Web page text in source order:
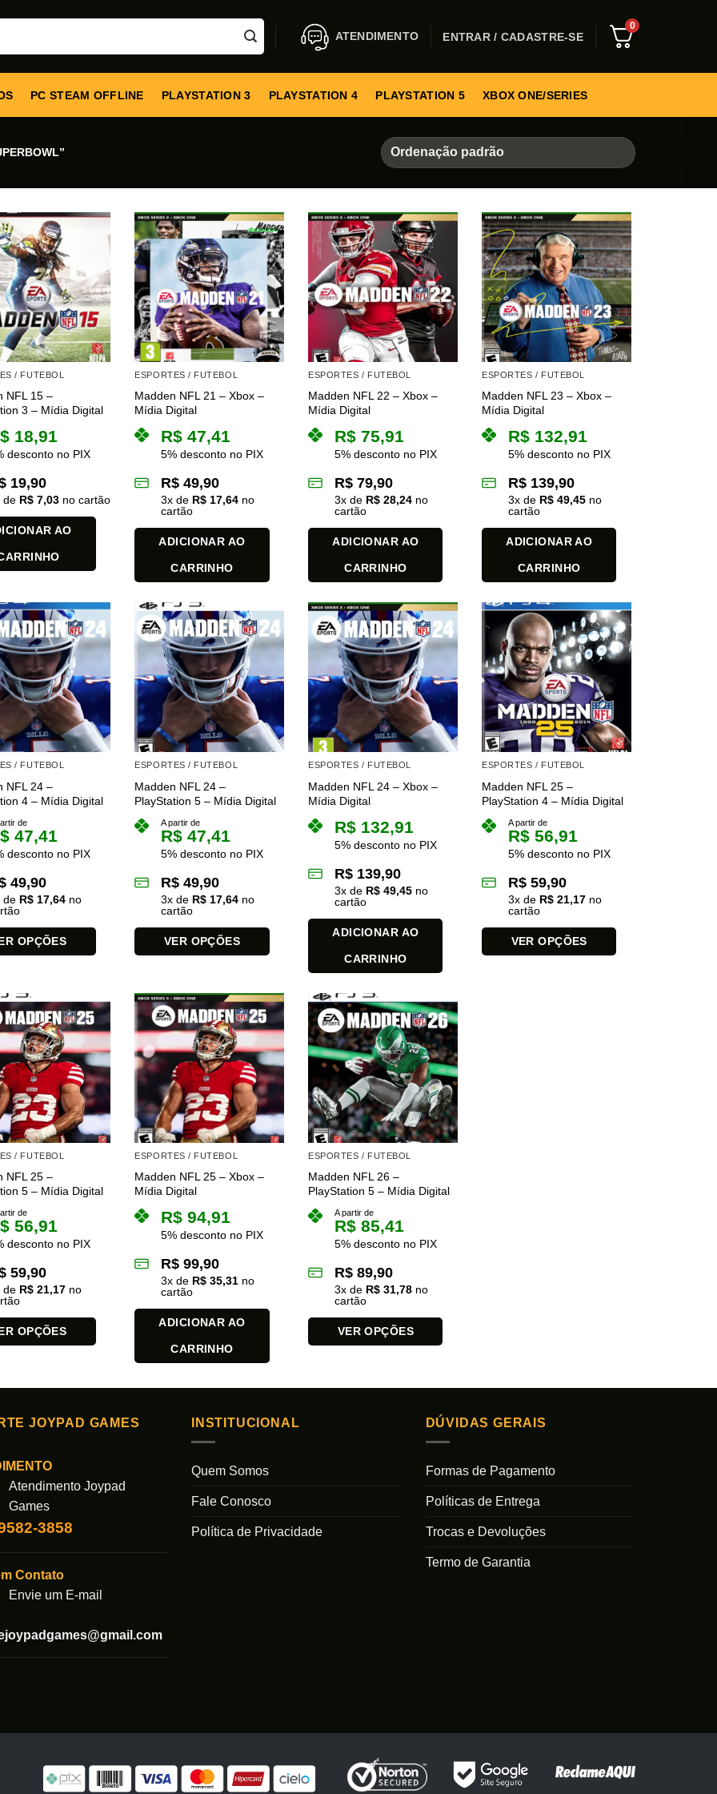
ATENDIMENTO ENTRAR / CADASTRE-SE
0
PC STEAM OFFLINE PLAYSTATION 3 PLAYSTATION 4 PLAYSTATION 5 XBOX ONE/SERIES
/ FUTEBOL
NFL 15 –
3 – Mídia Digital
18,91
desconto no PIX
19,90
de R$7,03no cartão
AO
ESPORTES / FUTEBOL
Madden NFL 21 – Xbox –
Mídia Digital
R$ 47,41
5% desconto no PIX
R$ 49,90
3x de R$ 17,64 no
cartão
ADICIONAR AO
CARRINHO
ESPORTES / FUTEBOL
Madden NFL 22 – Xbox –
Mídia Digital
R$ 75,91
5% desconto no PIX
R$ 79,90
3x de R$ 28,24 no
cartão
ADICIONAR AO
CARRINHO
ESPORTES / FUTEBOL
Madden NFL 23 – Xbox –
Mídia Digital
R$ 132,91
5% desconto no PIX
R$ 139,90
3x de R$ 49,45 no
cartão
ADICIONAR AO
CARRINHO
/ FUTEBOL
NFL 24 –
4 – Mídia Digital
de
47,41
desconto no PIX
49,90
de R$17,64no
OPÇÕES
ESPORTES / FUTEBOL
Madden NFL 24 –
PlayStation 5 – Mídia Digital
A partir de
R$ 47,41
5% desconto no PIX
R$ 49,90
3x de R$ 17,64 no
cartão
VER OPÇÕES
tem
várias
variantes.
As
opções
podem
ser
escolhidas
do
ESPORTES / FUTEBOL
Madden NFL 24 – Xbox –
Mídia Digital
R$ 132,91
5% desconto no PIX
R$ 139,90
3x de R$ 49,45 no
cartão
ADICIONAR AO
CARRINHO
ESPORTES / FUTEBOL
Madden NFL 25 –
PlayStation 4 – Mídia Digital
A partir de
R$ 56,91
5% desconto no PIX
R$ 59,90
3x de R$ 21,17 no
cartão
VER OPÇÕES
/ FUTEBOL
NFL 25 –
5 – Mídia Digital
de
56,91
desconto no PIX
59,90
de R$21,17no
OPÇÕES
ESPORTES / FUTEBOL
Madden NFL 25 – Xbox –
Mídia Digital
R$ 94,91
5% desconto no PIX
R$ 99,90
3x de R$ 35,31 no
cartão
ADICIONAR AO
CARRINHO
ESPORTES / FUTEBOL
Madden NFL 26 –
PlayStation 5 – Mídia Digital
A partir de
R$ 85,41
5% desconto no PIX
R$ 89,90
3x de R$ 31,78 no
cartão
VER OPÇÕES
tem
na
JOYPAD GAMES
Atendimento Joypad
Games
3858
Contato
Envie um E-mail
INSTITUCIONAL
Quem Somos
Fale Conosco
Política de Privacidade
DÚVIDAS GERAIS
Formas de Pagamento
Políticas de Entrega
Trocas e Devoluções
Termo de Garantia